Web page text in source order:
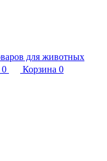
0 Корзина 0